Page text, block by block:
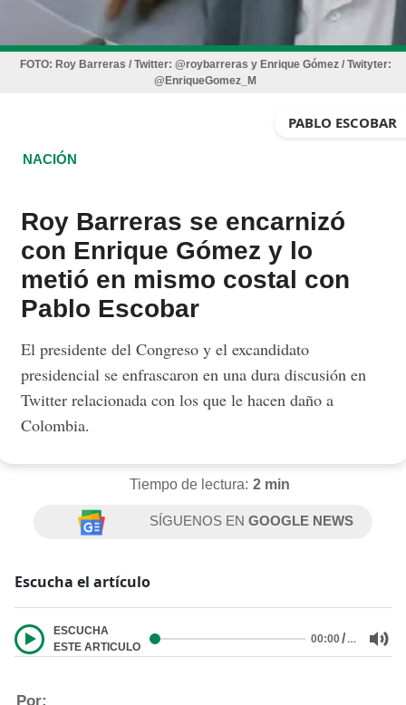
FOTO: Roy Barreras / Twitter: @roybarreras y Enrique Gómez / Twityter:
@EnriqueGomez_M
PABLO ESCOBAR
NACIÓN
Roy Barreras se encarnizó
con Enrique Gómez y lo
metió en mismo costal con
Pablo Escobar
El presidente del Congreso y el excandidato
presidencial se enfrascaron en una dura discusión en
Twitter relacionada con los que le hacen daño a
Colombia.
Tiempo de lectura: 2 min
SÍGUENOS ENGOOGLE NEWS
Escucha el artículo
ESCUCHA
ESTE ARTICULO
00:00/…
Por: